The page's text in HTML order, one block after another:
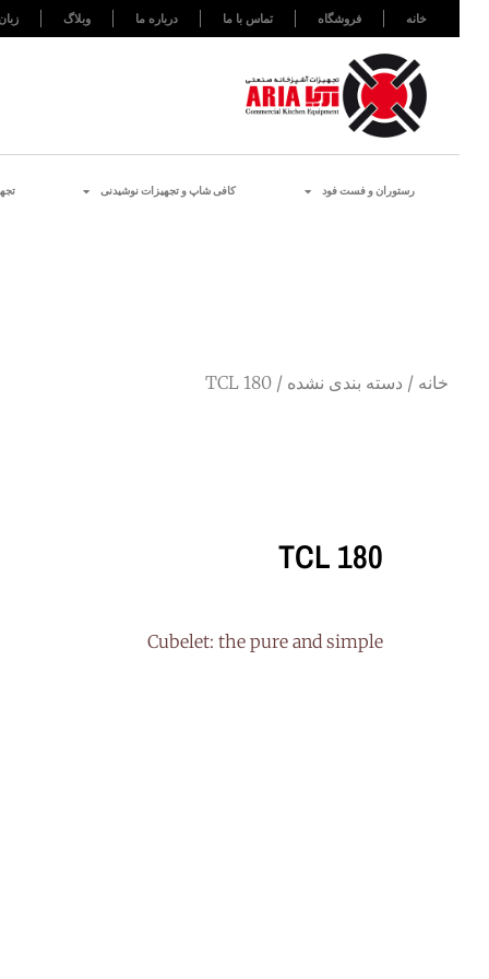
خانه فروشگاه تماس با ما درباره ما وبلاگ
رستوران و فست فود کافی شاپ و تجهیزات نوشیدنی
خانه / دسته بندی نشده / TCL 180
TCL 180
Cubelet: the pure and simple